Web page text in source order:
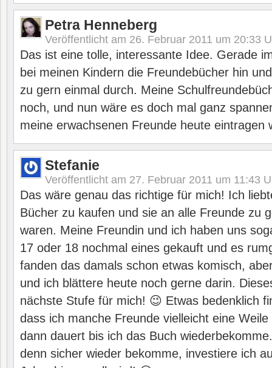
Petra Henneberg
Veröffentlicht am 26. Februar 2011 um 20:33
Das ist eine tolle, interessante Idee. Gerade
bei meinen Kindern die Freundebücher hin
zu gern einmal durch. Meine
noch, und nun wäre es doch mal ganz
meine erwachsenen Freunde heute eintragen
Stefanie
Veröffentlicht am 27. Februar 2011 um 11:43
Das wäre genau das richtige für mich! Ich
Bücher zu kaufen und sie an alle Freunde zu
waren. Meine Freundin und ich haben uns
17 oder 18 nochmal eines gekauft und es
fanden das damals schon etwas komisch,
und ich blättere heute noch gerne darin.
nächste Stufe für mich! 😉 Etwas bedenklich
dass ich manche Freunde vielleicht eine
dann dauert bis ich das Buch
denn sicher wieder bekomme, investiere ich